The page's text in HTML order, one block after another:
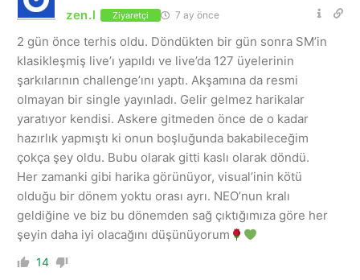
zen.l Ziyaretçi 7 ay önce
2 gün önce terhis oldu. Döndükten bir gün sonra SM’in
klasikleşmiş live’ı yapıldı ve live’da 127 üyelerinin
şarkılarının challenge’ını yaptı. Akşamına da resmi
olmayan bir single yayınladı. Gelir gelmez harikalar
yaratıyor kendisi. Askere gitmeden önce de o kadar
hazırlık yapmıştı ki onun boşluğunda bakabileceğim
çokça şey oldu. Bubu olarak gitti kaslı olarak döndü.
Her zamanki gibi harika görünüyor, visual’inin kötü
olduğu bir dönem yoktu orası ayrı. NEO’nun kralı
geldiğine ve biz bu dönemden sağ çıktığımıza göre her
şeyin daha iyi olacağını düşünüyorum
14